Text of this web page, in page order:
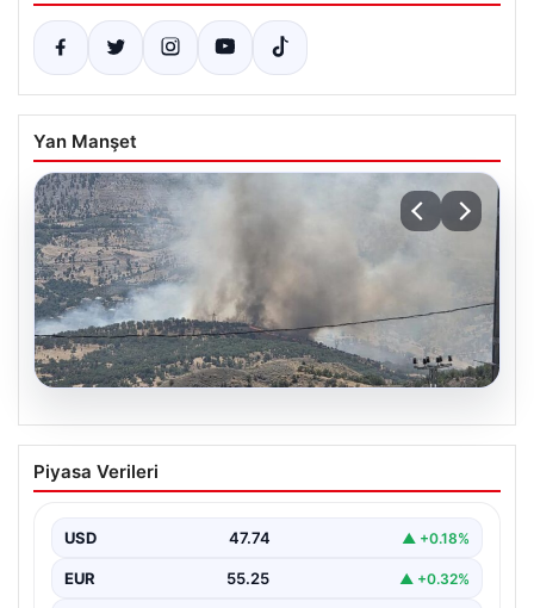
Yan Manşet
06.08.2026
Adıyaman’da orman yangını. Ekipler
müdahale ediyor
Alınmaya Çalışılıyor", "content": "Adıyaman iline bağlı
Gerger…
Piyasa Verileri
USD 47.74 ▲ +0.18%
EUR 55.25 ▲ +0.32%